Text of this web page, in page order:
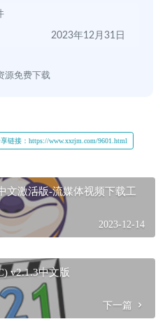
2023年12月31日
源免费下载
链接：https://www.xxrjm.com/9601.html
文激活版-流媒体视频下载工
2023-12-14
v2.1.3中文版
下一篇